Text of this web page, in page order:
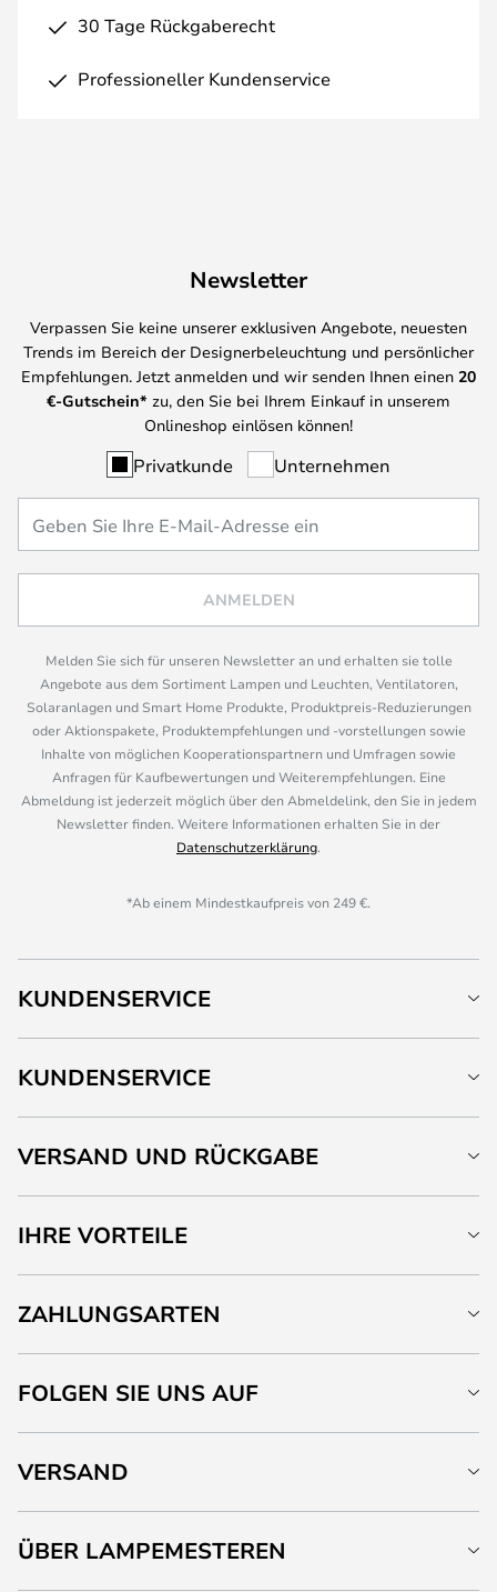
30 Tage Rückgaberecht
Professioneller Kundenservice
Newsletter
Verpassen Sie keine unserer exklusiven Angebote, neuesten
Trends im Bereich der Designerbeleuchtung und persönlicher
Empfehlungen. Jetzt anmelden und wir senden Ihnen einen 20
€-Gutschein* zu, den Sie bei Ihrem Einkauf in unserem
Onlineshop einlösen können!
Privatkunde Unternehmen
ANMELDEN
Melden Sie sich für unseren Newsletter an und erhalten sie tolle
Angebote aus dem Sortiment Lampen und Leuchten, Ventilatoren,
Solaranlagen und Smart Home Produkte, Produktpreis-Reduzierungen
oder Aktionspakete, Produktempfehlungen und -vorstellungen sowie
Inhalte von möglichen Kooperationspartnern und Umfragen sowie
Anfragen für Kaufbewertungen und Weiterempfehlungen. Eine
Abmeldung ist jederzeit möglich über den Abmeldelink, den Sie in jedem
Newsletter finden. Weitere Informationen erhalten Sie in der
Datenschutzerklärung.
*Ab einem Mindestkaufpreis von 249 €.
KUNDENSERVICE
KUNDENSERVICE
VERSAND UND RÜCKGABE
IHRE VORTEILE
ZAHLUNGSARTEN
FOLGEN SIE UNS AUF
VERSAND
ÜBER LAMPEMESTEREN